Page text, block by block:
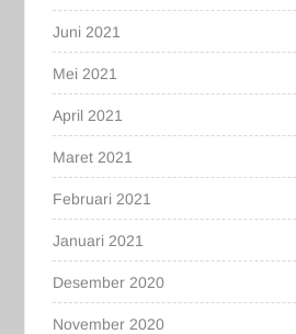
Juni 2021
Mei 2021
April 2021
Maret 2021
Februari 2021
Januari 2021
Desember 2020
November 2020